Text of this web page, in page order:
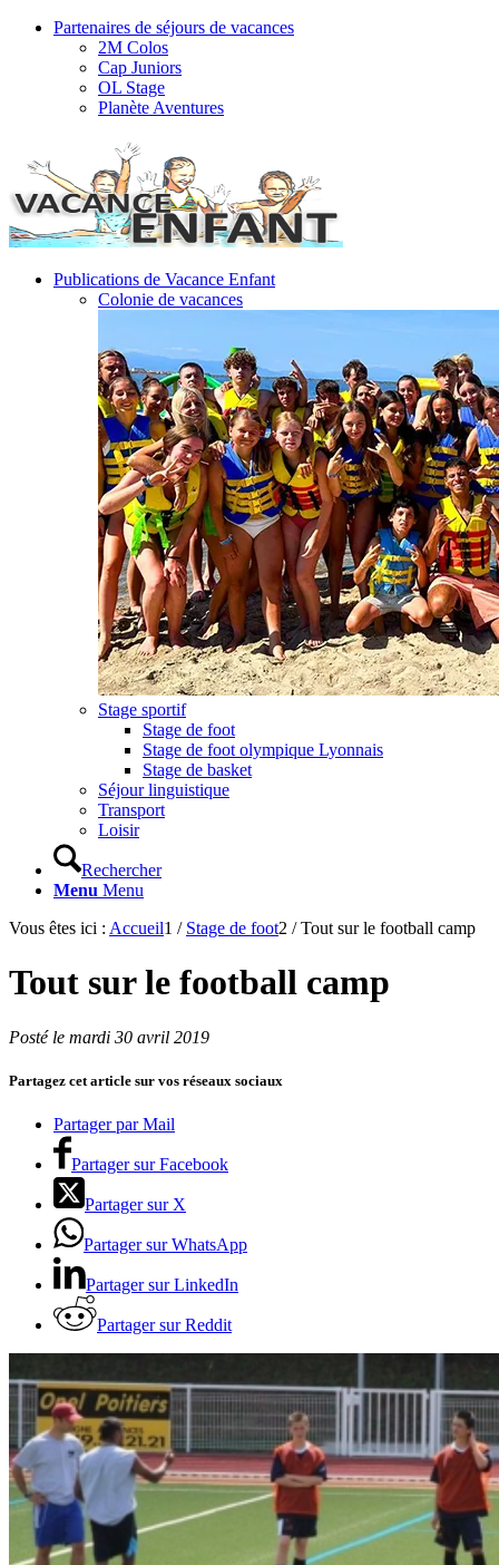
Partenaires de séjours de vacances
2M Colos
Cap Juniors
OL Stage
Planète Aventures
Publications de Vacance Enfant
Colonie de vacances
Stage sportif
Stage de foot
Stage de foot olympique Lyonnais
Stage de basket
Séjour linguistique
Transport
Loisir
Rechercher
Menu Menu
Vous êtes ici : Accueil1 / Stage de foot2 / Tout sur le football camp
Tout sur le football camp
Posté le mardi 30 avril 2019
Partagez cet article sur vos réseaux sociaux
Partager par Mail
Partager sur Facebook
Partager sur X
Partager sur WhatsApp
Partager sur LinkedIn
Partager sur Reddit